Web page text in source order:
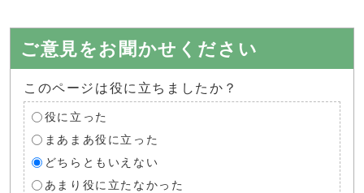
ご意見をお聞かせください
このページは役に立ちましたか？
役に立った
まあまあ役に立った
どちらともいえない
あまり役に立たなかった